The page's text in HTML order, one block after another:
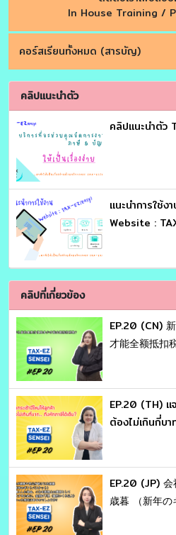
In House Training /
คอร์สเรียนทั้งหมด (สารบัญ)
คลิปแนะนำตัว
คลิปแนะนำตัว
เเนะนำการใช้ง
Website :
คลิปที่เกี่ยวข้อง
EP.20 (CN) 新年礼篮的最高价值是多少
才能全额抵扣
EP.20 (TH) แ
ต้องไม่เกินกี่บ
EP.20 (JP) 会社が顧客や官公庁向けにお
歳暮 （新年